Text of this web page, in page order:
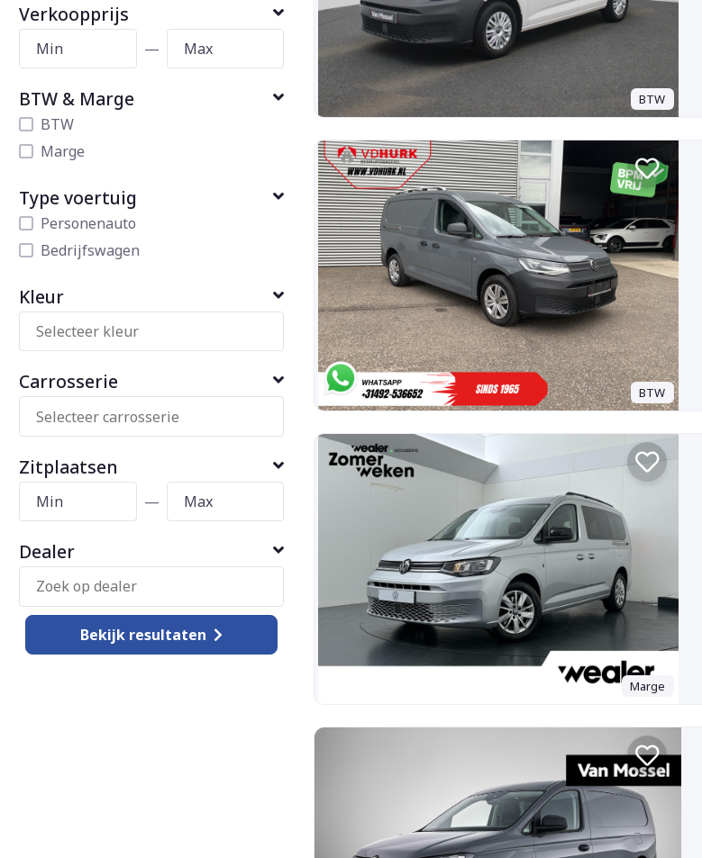
Verkoopprijs
—
BTW & Marge
BTW
Marge
Type voertuig
Personenauto
Bedrijfswagen
Kleur
Carrosserie
Zitplaatsen
—
Dealer
Bekijk resultaten
BTW
BTW
Marge